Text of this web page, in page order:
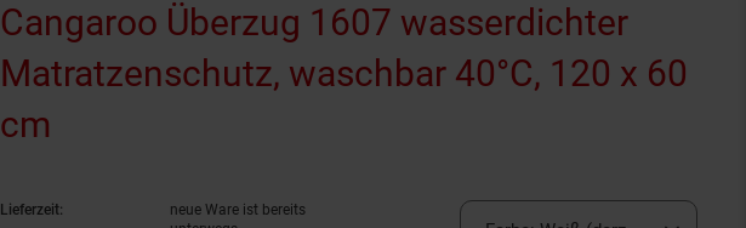
Cangaroo Überzug 1607 wasserdichter
Matratzenschutz, waschbar 40°C, 120 x 60
cm
Lieferzeit:
neue Ware ist bereits